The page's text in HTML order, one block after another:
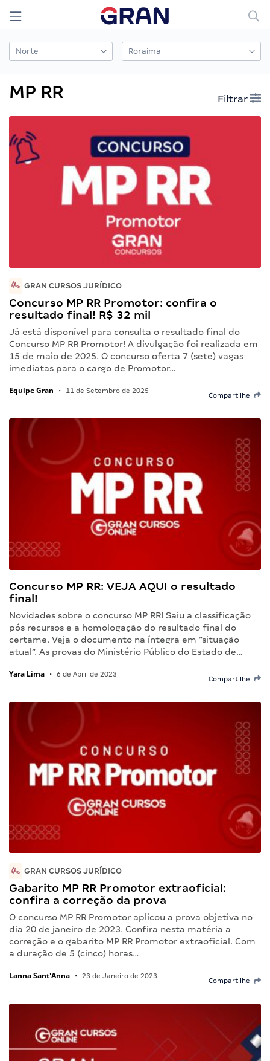
MP RR Filtrar
GRAN CURSOS JURÍDICO
Concurso MP RR Promotor: confira o
resultado final! R$ 32 mil
Já está disponível para consulta o resultado final do
Concurso MP RR Promotor! A divulgação foi realizada em
15 de maio de 2025. O concurso oferta 7 (sete) vagas
imediatas para o cargo de Promotor…
Equipe Gran • 11 de Setembro de 2025
Compartilhe
Concurso MP RR: VEJA AQUI o resultado
final!
Novidades sobre o concurso MP RR! Saiu a classificação
pós recursos e a homologação do resultado final do
certame. Veja o documento na íntegra em “situação
atual”. As provas do Ministério Público do Estado de…
Yara Lima • 6 de Abril de 2023
Compartilhe
GRAN CURSOS JURÍDICO
Gabarito MP RR Promotor extraoficial:
confira a correção da prova
O concurso MP RR Promotor aplicou a prova objetiva no
dia 20 de janeiro de 2023. Confira nesta matéria a
correção e o gabarito MP RR Promotor extraoficial. Com
a duração de 5 (cinco) horas…
Lanna Sant'Anna • 23 de Janeiro de 2023
Compartilhe